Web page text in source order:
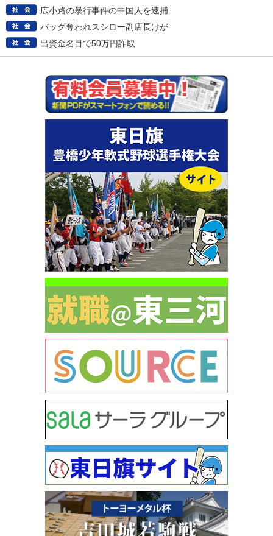
広小路の暴行事件の中国人を逮捕
バッグ奪われスシロー副店長けが
出資金名目で50万円詐取